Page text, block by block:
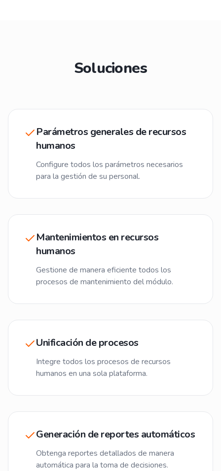
Soluciones
Parámetros generales de recursos
humanos
Configure todos los parámetros necesarios
para la gestión de su personal.
Mantenimientos en recursos
humanos
Gestione de manera eficiente todos los
procesos de mantenimiento del módulo.
Unificación de procesos
Integre todos los procesos de recursos
humanos en una sola plataforma.
Generación de reportes automáticos
Obtenga reportes detallados de manera
automática para la toma de decisiones.